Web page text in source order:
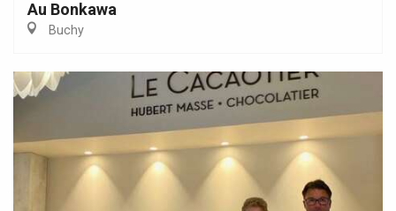
Au Bonkawa
Buchy